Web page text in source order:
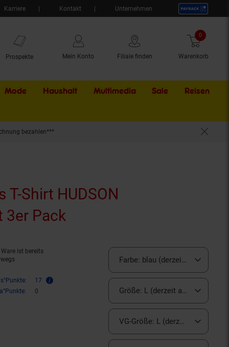
Karriere Kontakt Unternehmen
Prospekte Mein Konto Filiale finden Warenkorb
0 Artikel
Mode Haushalt Multimedia Sale Externer
Reisen
bezahlen***
T-Shirt HUDSON
3er Pack(Produkt aktuell
ist bereits
17
0
Farbe: blau (derzeit ausverkauft)
Größe: L (derzeit ausverkauft)
VG-Größe: L (derzeit